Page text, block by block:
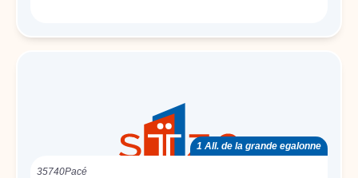
1 All. de la grande egalonne
35740Pacé